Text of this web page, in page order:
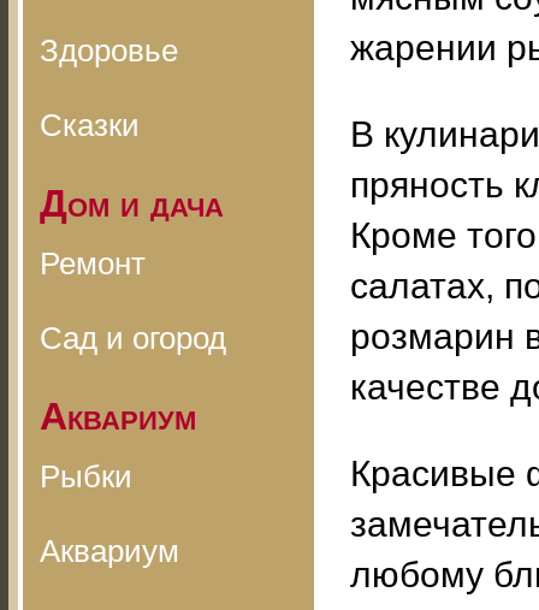
Здоровье
Сказки
Дом и дача
Ремонт
Сад и огород
Аквариум
Рыбки
Аквариум
жарении
В
пряность
Кроме
салатах,
розмарин
качестве
Красивые
любому